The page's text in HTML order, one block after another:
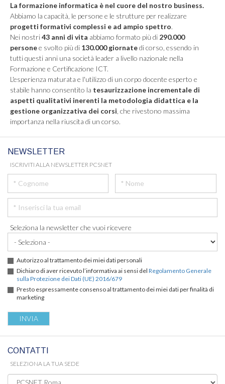
La formazione informatica è nel cuore del nostro business.
Abbiamo la capacità, le persone e le strutture per realizzare
progetti formativi complessi e ad ampio spettro.
Nei nostri43 anni di vita abbiamo formato più di 290.000
personee svolto più di 130.000 giornatedi corso, essendo in
tutti questi anni una società leader a livello nazionale nella
Formazione e Certificazione ICT.
L'esperienza maturata e l'utilizzo di un corpo docente esperto e
stabile hanno consentito la tesaurizzazione incrementale di
aspetti qualitativi inerenti la metodologia didattica e la
gestione organizzativa dei corsi , che rivestono massima
importanza nella riuscita di un corso.
NEWSLETTER
ISCRIVITI ALLA NEWSLETTER PCSNET
Seleziona la newsletter che vuoi ricevere
Autorizzo al trattamento dei miei dati personali
Dichiaro di aver ricevuto l’informativa ai sensi del Regolamento Generale
sulla Protezione dei Dati (UE) 2016/679
Presto espressamente consenso al trattamento dei miei dati per finalità di
marketing
CONTATTI
SELEZIONA LA TUA SEDE